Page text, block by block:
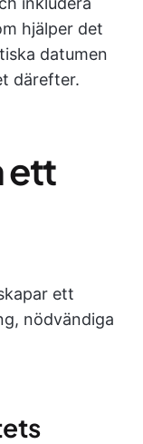
hjälper det
datumen
därefter.
ett
ett
nödvändiga